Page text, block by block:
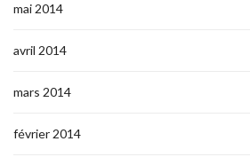
mai 2014
avril 2014
mars 2014
février 2014